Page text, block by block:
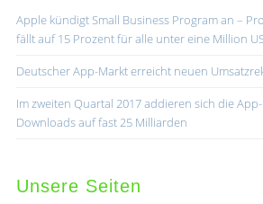
Apple kündigt Small Business Program an –
fällt auf 15 Prozent für alle unter eine Million
Deutscher App-Markt erreicht neuen
Im zweiten Quartal 2017 addieren sich die App-
Downloads auf fast 25 Milliarden
Unsere Seiten